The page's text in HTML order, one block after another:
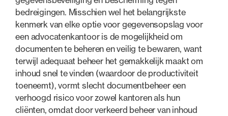
bedreigingen. Misschien wel het belangrijkste
kenmerk van elke optie voor gegevensopslag voor
een advocatenkantoor is de mogelijkheid om
documenten te beheren en veilig te bewaren, want
terwijl adequaat beheer het gemakkelijk maakt om
inhoud snel te vinden (waardoor de productiviteit
toeneemt), vormt slecht documentbeheer een
verhoogd risico voor zowel kantoren als hun
cliënten, omdat door verkeerd beheer van inhoud